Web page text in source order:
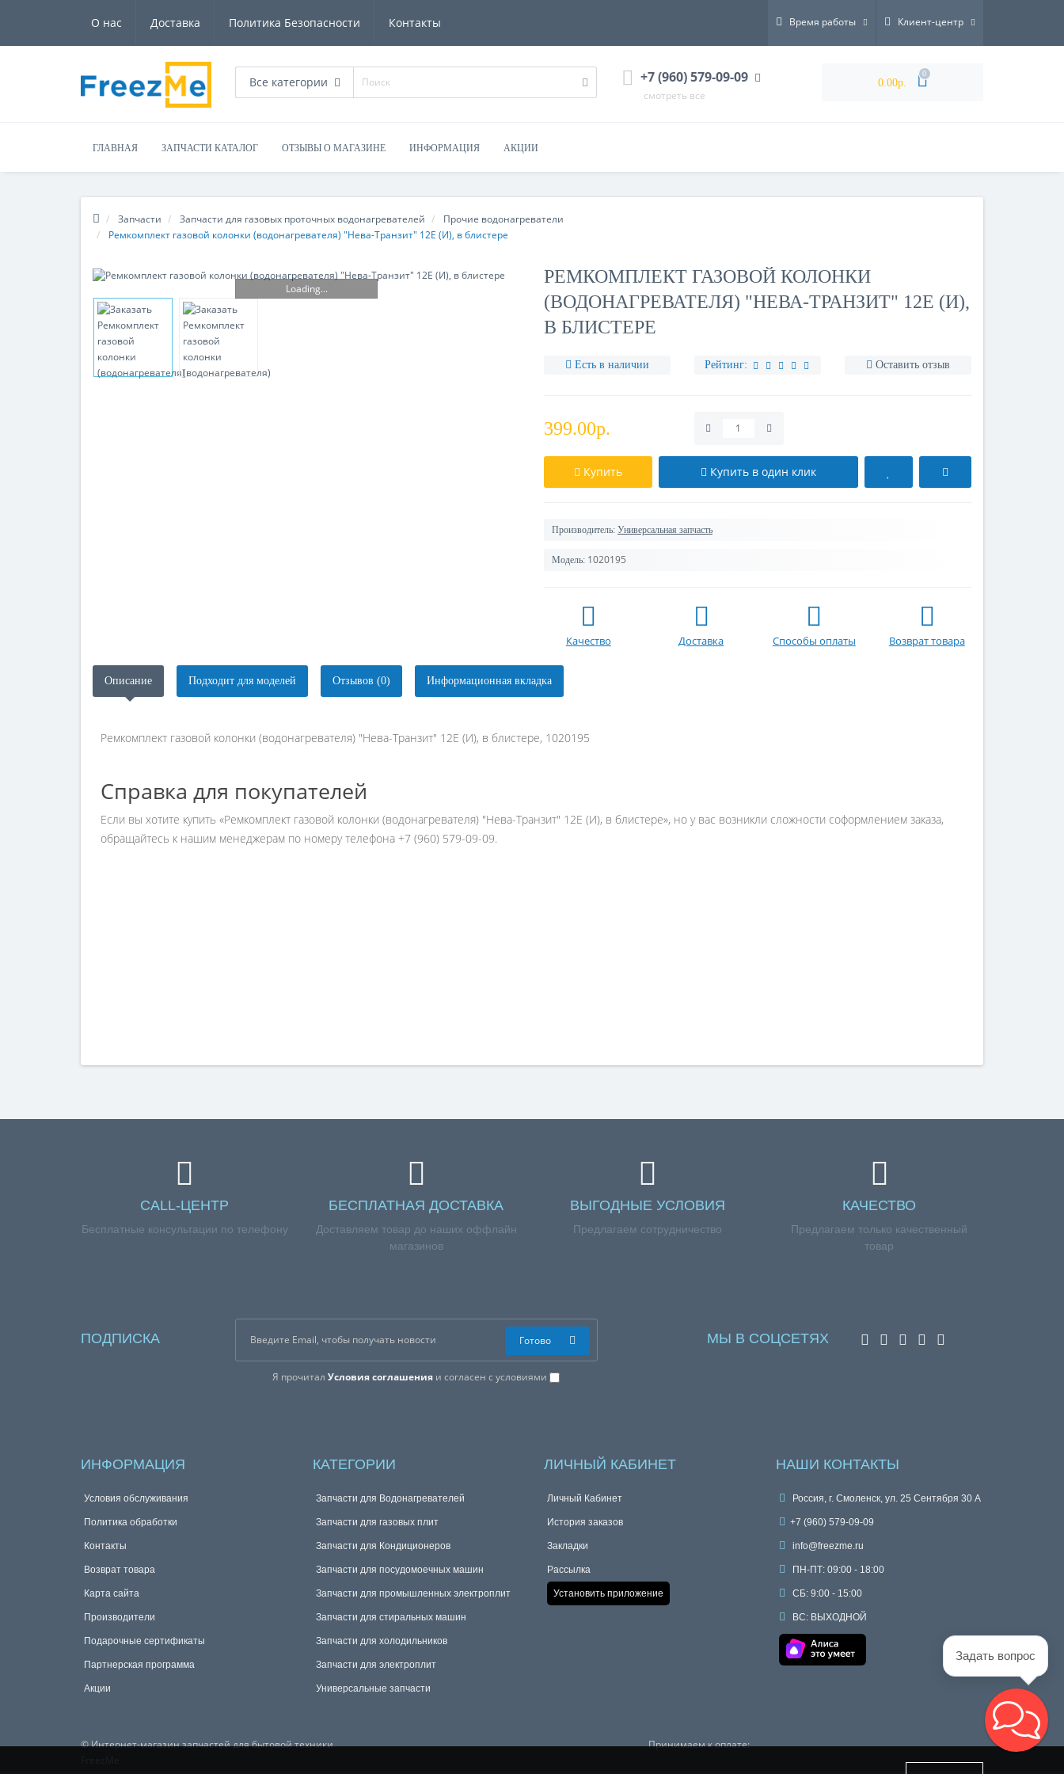
О нас Доставка Политика Безопасности Контакты Время работы Клиент-центр
Все категории +7 (960) 579-09-09
смотреть все
0.00р.
0
ГЛАВНАЯ ЗАПЧАСТИ КАТАЛОГ ОТЗЫВЫ О МАГАЗИНЕ ИНФОРМАЦИЯ АКЦИИ
Запчасти Запчасти для газовых проточных водонагревателей
Прочие водонагреватели
Ремкомплект газовой колонки (водонагревателя) "Нева-Транзит" 12Е (И), в блистере
Loading...
РЕМКОМПЛЕКТ ГАЗОВОЙ КОЛОНКИ
(ВОДОНАГРЕВАТЕЛЯ) "НЕВА-ТРАНЗИТ" 12Е (И),
В БЛИСТЕРЕ
Есть в наличии Рейтинг: Оставить отзыв
399.00р.
Купить Купить в один клик
Производитель: Универсальная запчасть
Модель: 1020195
Качество Доставка Способы оплаты Возврат товара
Описание Подходит для моделей Отзывов (0) Информационная вкладка
Ремкомплект газовой колонки (водонагревателя) "Нева-Транзит" 12Е (И), в блистере, 1020195
Справка для покупателей
Если вы хотите купить «Ремкомплект газовой колонки (водонагревателя) "Нева-Транзит" 12Е (И), в блистере», но у вас возникли сложности соформлением заказа,
обращайтесь к нашим менеджерам по номеру телефона +7 (960) 579-09-09.
CALL-ЦЕНТР
Бесплатные консультации по телефону
БЕСПЛАТНАЯ ДОСТАВКА
Доставляем товар до наших оффлайн
магазинов
ВЫГОДНЫЕ УСЛОВИЯ
Предлагаем сотрудничество
КАЧЕСТВО
Предлагаем только качественный
товар
ПОДПИСКА
Я прочиталУсловия соглашения и согласен с условиями
Готово МЫ В СОЦСЕТЯХ
ИНФОРМАЦИЯ
Условия обслуживания
Политика обработки
Контакты
Возврат товара
Карта сайта
Производители
Подарочные сертификаты
Партнерская программа
Акции
КАТЕГОРИИ
Запчасти для Водонагревателей
Запчасти для газовых плит
Запчасти для Кондиционеров
Запчасти для посудомоечных машин
Запчасти для промышленных электроплит
Запчасти для стиральных машин
Запчасти для холодильников
Запчасти для электроплит
Универсальные запчасти
ЛИЧНЫЙ КАБИНЕТ
Личный Кабинет
История заказов
Закладки
Рассылка
Установить приложение
НАШИ КОНТАКТЫ
Россия, г. Смоленск, ул. 25 Сентября 30 А
+7 (960) 579-09-09
info@freezme.ru
ПН-ПТ: 09:00 - 18:00
СБ: 9:00 - 15:00
ВС: ВЫХОДНОЙ
© Интернет-магазин запчастей для бытовой техники
Принимаем к оплате:
Задать вопрос